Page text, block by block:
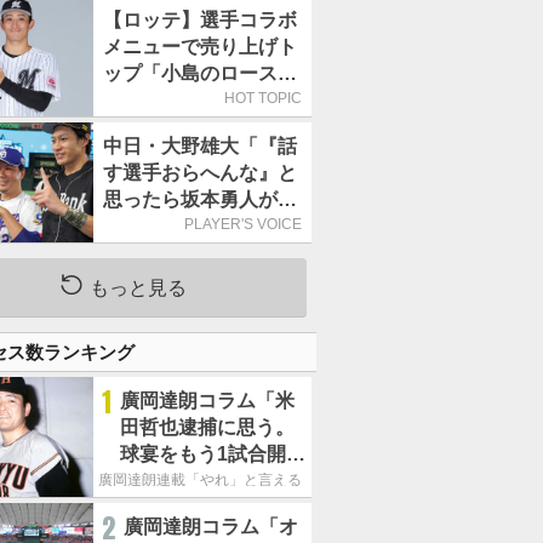
【ロッテ】選手コラボ
メニューで売り上げト
ップ「小島のロースト
ビーフ丼」が4年連続
HOT TOPIC
中日・大野雄大「『話
す選手おらへんな』と
思ったら坂本勇人が来
た！」／オールスター
PLAYER'S VOICE
もっと見る
ス数ランキング
1 廣岡達朗コラム「米
田哲也逮捕に思う。
球宴をもう1試合開催
でOB救済を」
廣岡達朗連載「やれ」と言える信念
2 廣岡達朗コラム「オ